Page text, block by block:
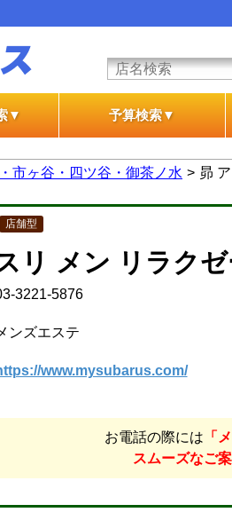
▼ 予算検索▼
一般エステ
風俗エステ
市ヶ谷・四ツ谷・御茶ノ水 昴
店舗型
リ メン リラク
3221-5876
ンズエステ
www.mysubarus.com/
お電話の際には 「
スムーズなご